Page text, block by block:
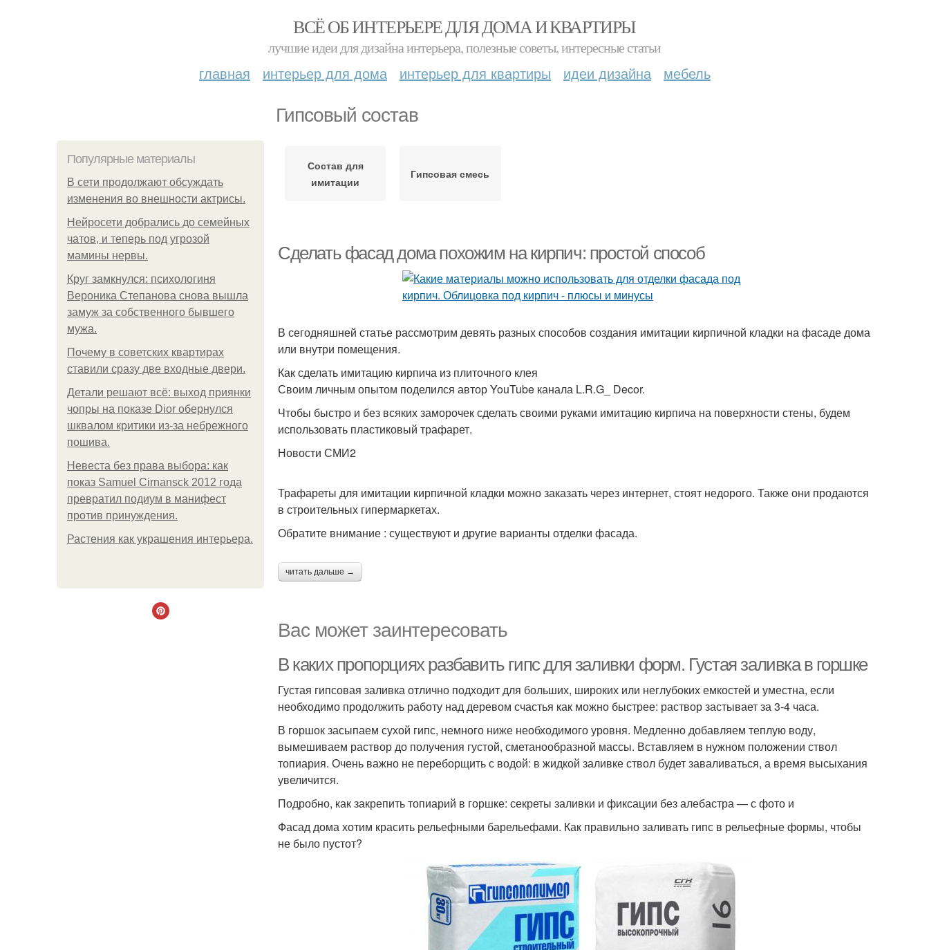
ВСЁ ОБ ИНТЕРЬЕРЕ ДЛЯ ДОМА И КВАРТИРЫ
лучшие идеи для дизайна интерьера, полезные советы, интересные статьи
главная интерьер для дома интерьер для квартиры идеи дизайна мебель
Гипсовый состав
Популярные материалы
В сети продолжают обсуждать
изменения во внешности актрисы.
Нейросети добрались до семейных
чатов, и теперь под угрозой
мамины нервы.
Круг замкнулся: психологиня
Вероника Степанова снова вышла
замуж за собственного бывшего
мужа.
Почему в советских квартирах
ставили сразу две входные двери.
Детали решают всё: выход приянки
чопры на показе Dior обернулся
шквалом критики из-за небрежного
пошива.
Невеста без права выбора: как
показ Samuel Cirnansck 2012 года
превратил подиум в манифест
против принуждения.
Растения как украшения интерьера.
Состав для
имитации
Гипсовая смесь
Сделать фасад дома похожим на кирпич: простой способ
В сегодняшней статье рассмотрим девять разных способов создания имитации кирпичной кладки на фасаде дома
или внутри помещения.
Как сделать имитацию кирпича из плиточного клея
Своим личным опытом поделился автор YouTube канала L.R.G_ Decor.
Чтобы быстро и без всяких заморочек сделать своими руками имитацию кирпича на поверхности стены, будем
использовать пластиковый трафарет.
Новости СМИ2
Трафареты для имитации кирпичной кладки можно заказать через интернет, стоят недорого. Также они продаются
в строительных гипермаркетах.
Обратите внимание : существуют и другие варианты отделки фасада.
читать дальше →
Вас может заинтересовать
В каких пропорциях разбавить гипс для заливки форм. Густая заливка в горшке
Густая гипсовая заливка отлично подходит для больших, широких или неглубоких емкостей и уместна, если
необходимо продолжить работу над деревом счастья как можно быстрее: раствор застывает за 3-4 часа.
В горшок засыпаем сухой гипс, немного ниже необходимого уровня. Медленно добавляем теплую воду,
вымешиваем раствор до получения густой, сметанообразной массы. Вставляем в нужном положении ствол
топиария. Очень важно не переборщить с водой: в жидкой заливке ствол будет заваливаться, а время высыхания
увеличится.
Подробно, как закрепить топиарий в горшке: секреты заливки и фиксации без алебастра — с фото и
Фасад дома хотим красить рельефными барельефами. Как правильно заливать гипс в рельефные формы, чтобы
не было пустот?